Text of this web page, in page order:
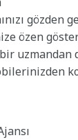
gözden
özen
uzmandan